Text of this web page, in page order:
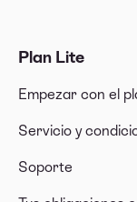
Plan Lite
Empezar con el
Servicio y
Soporte